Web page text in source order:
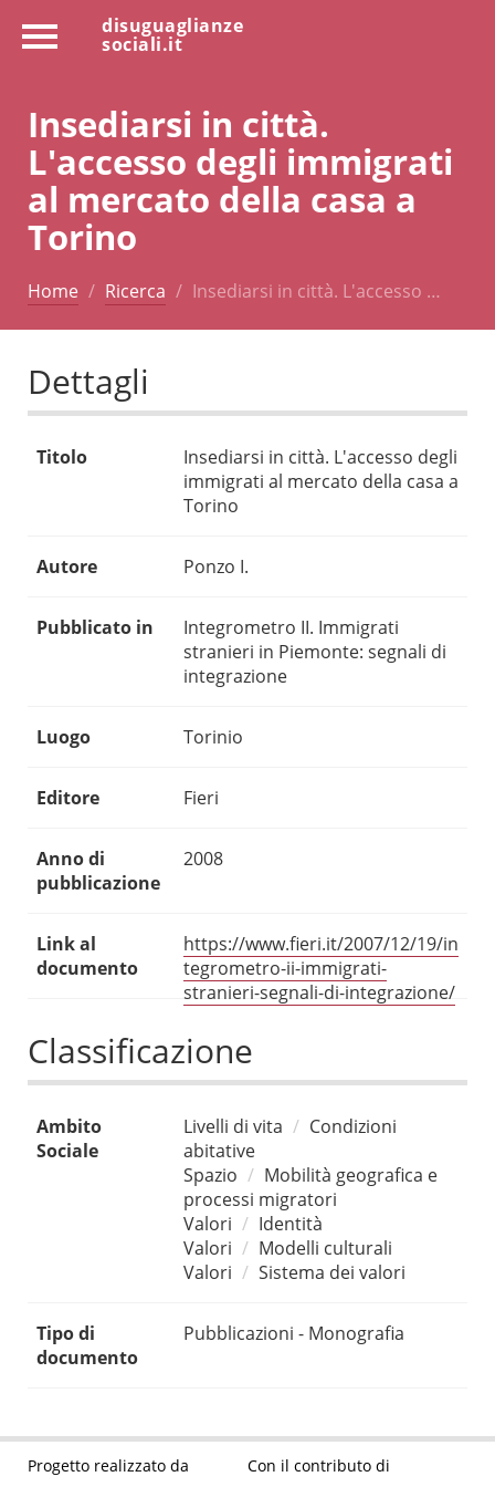
disuguaglianze
sociali.it
Insediarsi in città.
L'accesso degli immigrati
al mercato della casa a
Torino
Home Ricerca Insediarsi in città. L'accesso …
Dettagli
Titolo
Insediarsi in città. L'accesso degli
immigrati al mercato della casa a
Torino
Autore Ponzo I.
Pubblicato in
Integrometro II. Immigrati
stranieri in Piemonte: segnali di
integrazione
Luogo Torinio
Editore Fieri
Anno di
pubblicazione
2008
Link al
documento
https://www.fieri.it/2007/12/19/in
tegrometro-ii-immigrati-
stranieri-segnali-di-integrazione/
Classificazione
Ambito
Sociale
Livelli di vita
Condizioni
abitative
Spazio
Mobilità geografica e
processi migratori
Valori
Identità
Valori
Modelli culturali
Valori
Sistema dei valori
Tipo di
documento
Pubblicazioni - Monografia
Progetto realizzato da Con il contributo di